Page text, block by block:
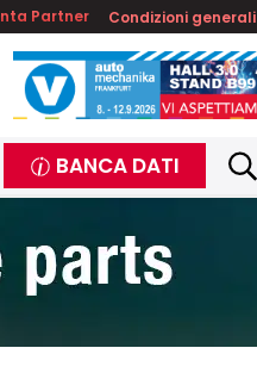
Partner Condizioni generali
BANCA DATI